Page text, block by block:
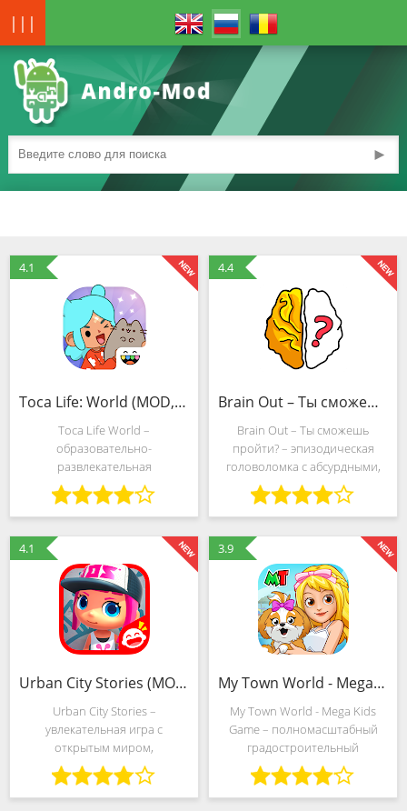
|||
►
4.1
Toca Life: World (MOD, Всё открыто)
Toca Life World –
образовательно-
развлекательная
головоломка, нацеленная на
подрастающее поколение в
возрасте от 6 до 12 лет и
основанная на элементах
свободного взаимодействия с
вымышленной
4.4
Brain Out – Ты сможешь пройти? (Mod)
Brain Out – Ты сможешь
пройти? – эпизодическая
головоломка с абсурдными,
но забавными испытаниями,
заставляющими проявлять
логику, нестандартное
мышление, а порой и
фантазию для поиска ответов
и
4.1
Urban City Stories (MOD, Всё открыто)
Urban City Stories –
увлекательная игра с
открытым миром,
переносящая нас в город,
полный сюрпризов и тайн.
Скачать Urban City Stories вы
3.9
My Town World - Mega Kids Game (MOD, Бесплатные покупки)
My Town World - Mega Kids
Game – полномасштабный
градостроительный
симулятор с открытым миром,
незатейливыми испытаниями
и мультяшной графикой.